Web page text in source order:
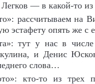
— в какой-то из
рассчитываем на
эстафету опять же с
тут у нас в числе
и Денис
слова…
кто-то из трех